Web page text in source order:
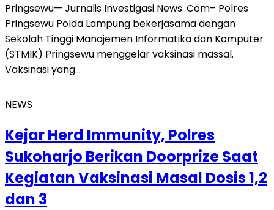
Pringsewu— Jurnalis Investigasi News. Com– Polres
Pringsewu Polda Lampung bekerjasama dengan
Sekolah Tinggi Manajemen Informatika dan Komputer
(STMIK) Pringsewu menggelar vaksinasi massal.
Vaksinasi yang…
NEWS
Kejar Herd Immunity, Polres
Sukoharjo Berikan Doorprize Saat
Kegiatan Vaksinasi Masal Dosis 1,2
dan 3